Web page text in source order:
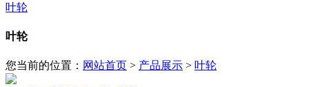
叶轮
叶轮
您当前的位置： 网站首页 > 产品展示 > 叶轮